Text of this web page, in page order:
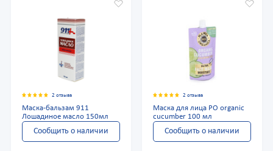
2 отзыва
Маска-бальзам 911
Лошадиное масло 150мл
Сообщить о наличии
2 отзыва
Маска для лица РО organic
cucumber 100 мл
Сообщить о наличии